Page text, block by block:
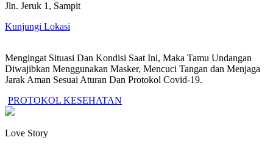
Jln. Jeruk 1, Sampit
Kunjungi Lokasi
Mengingat Situasi Dan Kondisi Saat Ini, Maka Tamu Undangan
Diwajibkan Menggunakan Masker, Mencuci Tangan dan Menjaga
Jarak Aman Sesuai Aturan Dan Protokol Covid-19.
PROTOKOL KESEHATAN
Love Story